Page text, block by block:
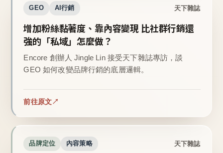
GEO AI行銷 天下雜誌
增加粉絲黏著度、靠內容變現 比社群行銷還
強的「私域」怎麼做？
Encore 創辦人 Jingle Lin 接受天下雜誌專訪，談
GEO 如何改變品牌行銷的底層邏輯。
前往原文
品牌定位 內容策略 天下雜誌